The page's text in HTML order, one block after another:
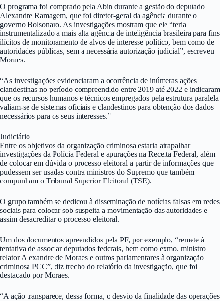
O programa foi comprado pela Abin durante a gestão do deputado
Alexandre Ramagem, que foi diretor-geral da agência durante o
governo Bolsonaro. As investigações mostram que ele “teria
instrumentalizado a mais alta agência de inteligência brasileira para fins
ilícitos de monitoramento de alvos de interesse político, bem como de
autoridades públicas, sem a necessária autorização judicial”, escreveu
Moraes.
“As investigações evidenciaram a ocorrência de inúmeras ações
clandestinas no período compreendido entre 2019 até 2022 e indicaram
que os recursos humanos e técnicos empregados pela estrutura paralela
valiam-se de sistemas oficiais e clandestinos para obtenção dos dados
necessários para os seus interesses.”
Judiciário
Entre os objetivos da organização criminosa estaria atrapalhar
investigações da Polícia Federal e apurações na Receita Federal, além
de colocar em dúvida o processo eleitoral a partir de informações que
pudessem ser usadas contra ministros do Supremo que também
compunham o Tribunal Superior Eleitoral (TSE).
O grupo também se dedicou à disseminação de notícias falsas em redes
sociais para colocar sob suspeita a movimentação das autoridades e
assim desacreditar o processo eleitoral.
Um dos documentos apreendidos pela PF, por exemplo, “remete à
tentativa de associar deputados federais, bem como exmo. ministro
relator Alexandre de Moraes e outros parlamentares à organização
criminosa PCC”, diz trecho do relatório da investigação, que foi
destacado por Moraes.
“A ação transparece, dessa forma, o desvio da finalidade das operações